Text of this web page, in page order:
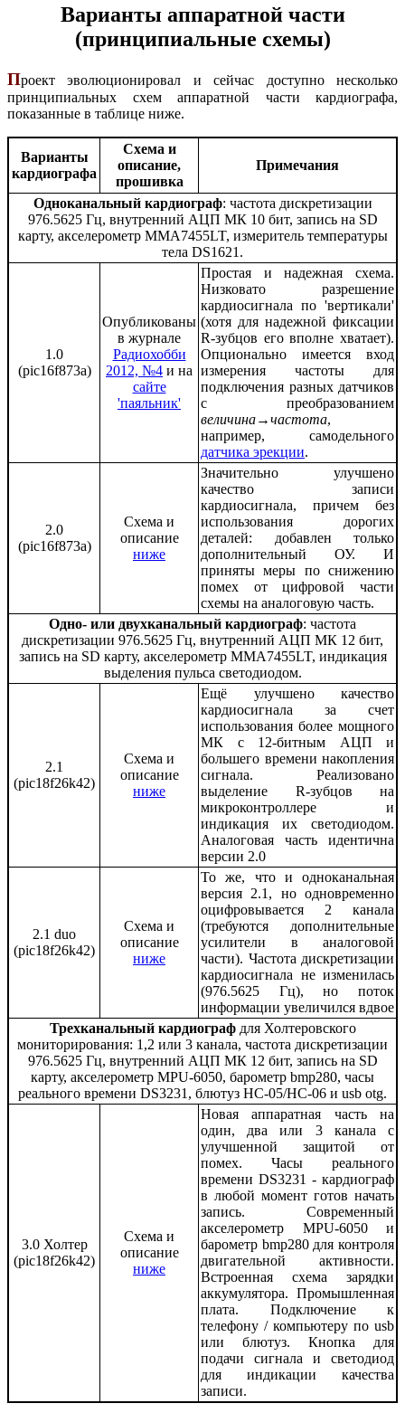
Варианты аппаратной части
(принципиальные схемы)
Проект эволюционировал и сейчас доступно несколько
принципиальных схем аппаратной части кардиографа,
показанные в таблице ниже.
Варианты
кардиографа
Схема и
описание,
прошивка
Примечания
Одноканальный кардиограф: частота дискретизации
976.5625 Гц, внутренний АЦП МК 10 бит, запись на SD
карту, акселерометр MMA7455LT, измеритель температуры
тела DS1621.
1.0
(pic16f873a)
Опубликованы
в журнале
Радиохобби
2012, №4 и на
сайте
'паяльник'
Простая и надежная схема.
Низковато разрешение
кардиосигнала по 'вертикали'
(хотя для надежной фиксации
R-зубцов его вполне хватает).
Опционально имеется вход
измерения частоты для
подключения разных датчиков
с преобразованием
величина→частота,
например, самодельного
датчика эрекции.
2.0
(pic16f873a)
Схема и
описание
ниже
Значительно улучшено
качество записи
кардиосигнала, причем без
использования дорогих
деталей: добавлен только
дополнительный ОУ. И
приняты меры по снижению
помех от цифровой части
схемы на аналоговую часть.
Одно- или двухканальный кардиограф: частота
дискретизации 976.5625 Гц, внутренний АЦП МК 12 бит,
запись на SD карту, акселерометр MMA7455LT, индикация
выделения пульса светодиодом.
2.1
(pic18f26k42)
Схема и
описание
ниже
Ещё улучшено качество
кардиосигнала за счет
использования более мощного
МК с 12-битным АЦП и
большего времени накопления
сигнала. Реализовано
выделение R-зубцов на
микроконтроллере и
индикация их светодиодом.
Аналоговая часть идентична
версии 2.0
2.1 duo
(pic18f26k42)
Схема и
описание
ниже
То же, что и одноканальная
версия 2.1, но одновременно
оцифровывается 2 канала
(требуются дополнительные
усилители в аналоговой
части). Частота дискретизации
кардиосигнала не изменилась
(976.5625 Гц), но поток
информации увеличился вдвое
Трехканальный кардиографдля Холтеровского
мониторирования: 1,2 или 3 канала, частота дискретизации
976.5625 Гц, внутренний АЦП МК 12 бит, запись на SD
карту, акселерометр MPU-6050, барометр bmp280, часы
реального времени DS3231, блютуз HC-05/HC-06 и usb otg.
3.0 Холтер
(pic18f26k42)
Схема и
описание
ниже
Новая аппаратная часть на
один, два или 3 канала с
улучшенной защитой от
помех. Часы реального
времени DS3231 - кардиограф
в любой момент готов начать
запись. Современный
акселерометр MPU-6050 и
барометр bmp280 для контроля
двигательной активности.
Встроенная схема зарядки
аккумулятора. Промышленная
плата. Подключение к
телефону / компьютеру по usb
или блютуз. Кнопка для
подачи сигнала и светодиод
для индикации качества
записи.